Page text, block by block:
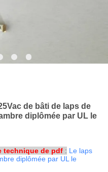
de bâti de laps de
diplômée par UL le
technique de pdf: Le laps
diplômée par UL le